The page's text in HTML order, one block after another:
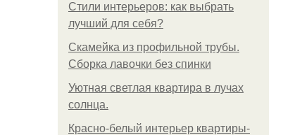
Стили интерьеров: как выбрать
лучший для себя?
Скамейка из профильной трубы.
Сборка лавочки без спинки
Уютная светлая квартира в лучах
солнца.
Красно-белый интерьер квартиры-